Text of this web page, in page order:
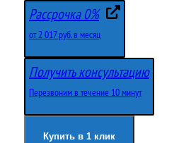
р
в
о
е
к
у
щ
я
Рассрочка 0%
от 2 017 руб. в месяц
Получить консультацию
Перезвоним в течение 10 минут
Купить в 1 клик